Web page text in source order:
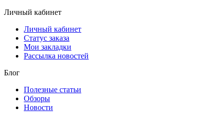
Личный кабинет
Личный кабинет
Статус заказа
Мои закладки
Рассылка новостей
Блог
Полезные статьи
Обзоры
Новости